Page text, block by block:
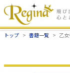
トップ 書籍一覧 乙